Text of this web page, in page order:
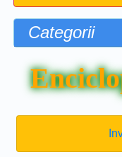
Categorii